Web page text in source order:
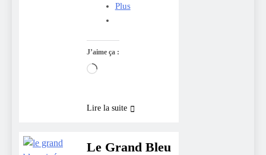
Plus
J’aime ça :
Chargement…
Lire la suite
Le Grand Bleu